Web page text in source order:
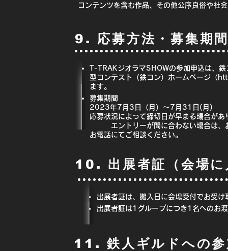
コンテンツを含む作品、その他公序良俗や社
9. 応募方法・募集期
T-TRAKジオラマSHOWの参加申込は、
型コンテスト（鉄コン）ホームページ（
ます。
募集期間
2023年7月3日（月）～7月31日(
応募状況によって締切日が早まる場合があ
エントリーが間に合わない場合は、お
お電話にてご相談ください。
10. 出展者証（会場
出展者証は、搬入日に会場受付でお受け
出展者証は1グループにつき1名へのお
11. 鉄人ギルドへの